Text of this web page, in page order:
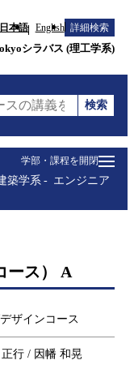
日本語 English 詳細検索
シラバス (理工学系)
の講義を検索（講
検索
学部・課程を開閉
築学系
エンジニア
ース） A
ザインコース
行 / 因幡 和晃